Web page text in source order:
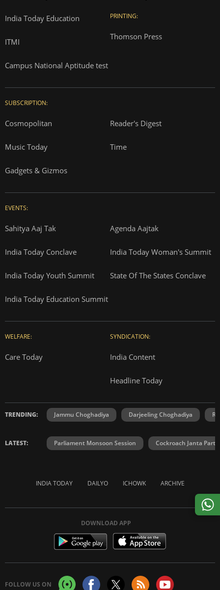
India Today Education
ITMI
Campus National Aptitude test
PRINTING:
Thomson Press
SUBSCRIPTION:
Cosmopolitan Reader's Digest
Music Today Time
Gadgets & Gizmos
EVENTS:
Sahitya Aaj Tak Agenda Aajtak
India Today Conclave India Today Woman's Summit
India Today Youth Summit State Of The States Conclave
India Today Education Summit
WELFARE:
Care Today
SYNDICATION:
India Content
Headline Today
TRENDING: Jammu Choghadiya Darjeeling Choghadiya
LATEST: Parliament Monsoon Session Cockroach Janta
INDIA TODAY DAILYO ICHOWK ARCHIVE
DOWNLOAD APP
FOLLOW US ON